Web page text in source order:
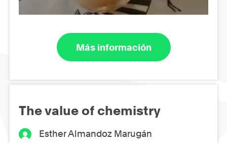
Más información
The value of chemistry
Esther Almandoz Marugán